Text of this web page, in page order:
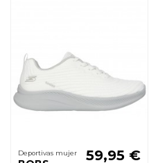
Deportivas mujer 59,95 €